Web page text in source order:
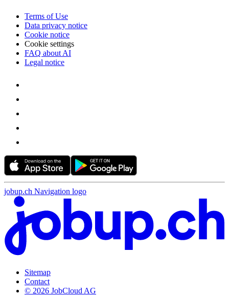
Terms of Use
Data privacy notice
Cookie notice
Cookie settings
FAQ about AI
Legal notice
jobup.ch Navigation logo
Sitemap
Contact
© 2026 JobCloud AG